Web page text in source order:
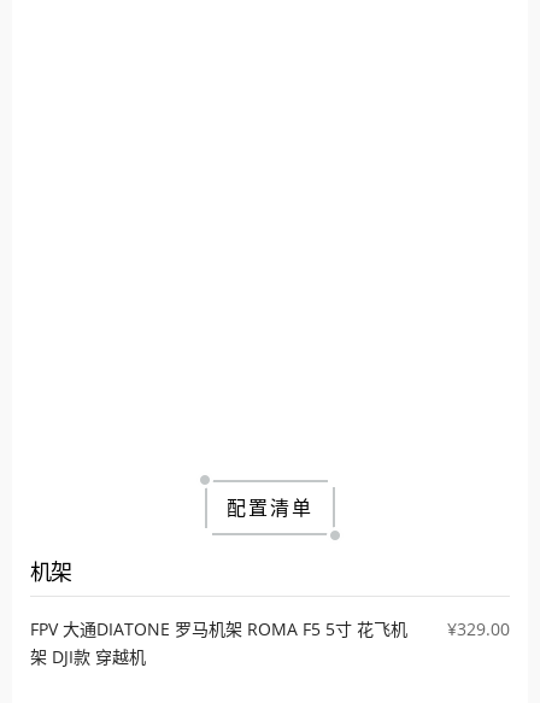
配置清单
机架
FPV 大通DIATONE 罗马机架 ROMA F5 5寸 花飞机
架 DJI款 穿越机
¥329.00